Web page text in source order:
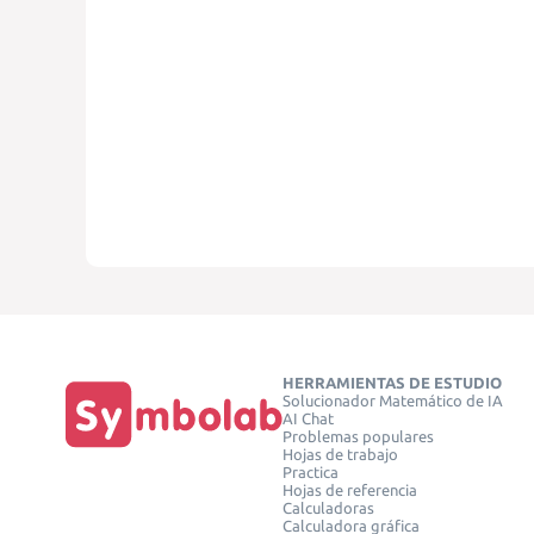
HERRAMIENTAS DE ESTUDIO
Solucionador Matemático de IA
AI Chat
Problemas populares
Hojas de trabajo
Practica
Hojas de referencia
Calculadoras
Calculadora gráfica